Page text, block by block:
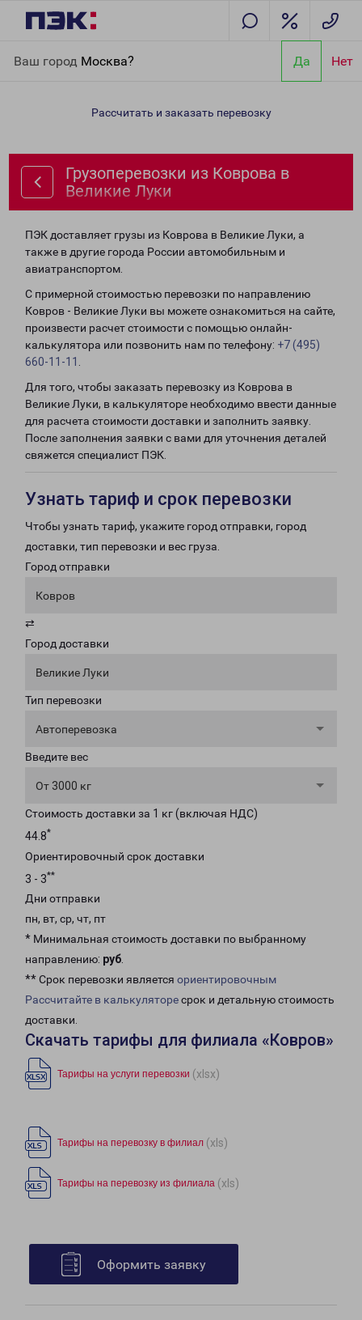
Ваш город Москва? Да Нет
Луки
Рассчитать и заказать перевозку
Грузоперевозки из Коврова в
Великие Луки
ПЭК доставляет грузы из Коврова в Великие Луки, а
также в другие города России автомобильным и
авиатранспортом.
С примерной стоимостью перевозки по направлению
Ковров - Великие Луки вы можете ознакомиться на сайте,
произвести расчет стоимости с помощью онлайн-
калькулятора или позвонить нам по телефону: +7 (495)
660-11-11
Для того, чтобы заказать перевозку из Коврова в
Великие Луки, в калькуляторе необходимо ввести данные
для расчета стоимости доставки и заполнить заявку.
После заполнения заявки с вами для уточнения деталей
свяжется специалист ПЭК.
Узнать тариф и срок перевозки
Чтобы узнать тариф, укажите город отправки, город
доставки, тип перевозки и вес груза.
Город отправки
Ковров
⇄
Город доставки
Великие Луки
Тип перевозки
Автоперевозка
Введите вес
От 3000 кг
Стоимость доставки за 1 кг (включая НДС)
44.8*
Ориентировочный срок доставки
3 - 3**
Дни отправки
пн, вт, ср, чт, пт
* Минимальная стоимость доставки по выбранному
направлению: руб.
** Срок перевозки является ориентировочным
Рассчитайте в калькуляторесрок и детальную стоимость
доставки.
Скачать тарифы для филиала «Ковров»
Тарифы на услуги перевозки (xlsx)
Тарифы на перевозку в филиал (xls)
Тарифы на перевозку из филиала (xls)
Оформить заявку